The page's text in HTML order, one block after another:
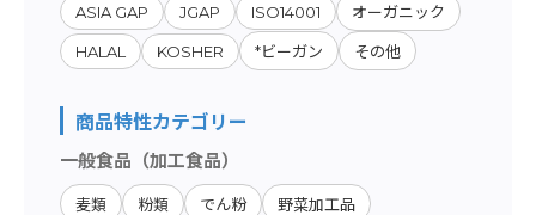
ASIA GAP
JGAP ISO14001 オーガニック
HALAL KOSHER *ビーガン その他
商品特性カテゴリー
一般食品（加工食品）
麦類 粉類 でん粉 野菜加工品